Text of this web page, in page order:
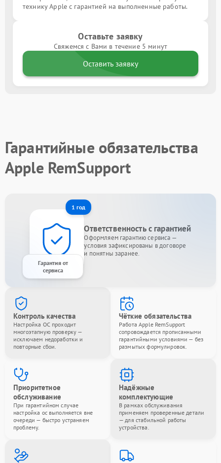
технику Apple с гарантией на выполненные работы.
Оставьте заявку
Свяжемся с Вами в течение 5 минут
Оставить заявку
Гарантийные обязательства
Apple RemSupport
1 год
Гарантия от
сервиса
Ответственность с гарантией
Оформляем гарантию сервиса —
условия зафиксированы в договоре
и понятны заранее.
Контроль качества
Настройка ОС проходит
многоэтапную проверку —
исключаем недоработки и
повторные сбои.
Чёткие обязательства
Работа Apple RemSupport
сопровождается прописанными
гарантийными условиями — без
размытых формулировок.
Приоритетное
обслуживание
При гарантийном случае
настройка ос выполняется вне
очереди — быстро устраняем
проблему.
Надёжные
комплектующие
В рамках обслуживания
применяем проверенные детали
— для стабильной работы
устройства.